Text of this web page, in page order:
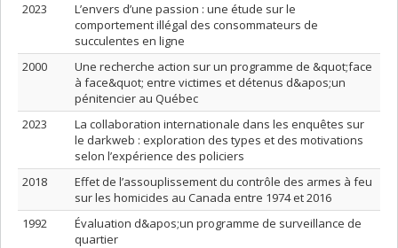
2023
L’envers d’une passion : une étude sur le
comportement illégal des consommateurs de
succulentes en ligne
2000
Une recherche action sur un programme de &quot;face
à face&quot; entre victimes et détenus d&apos;un
pénitencier au Québec
2023
La collaboration internationale dans les enquêtes sur
le darkweb : exploration des types et des motivations
selon l’expérience des policiers
2018
Effet de l’assouplissement du contrôle des armes à feu
sur les homicides au Canada entre 1974 et 2016
1992
Évaluation d&apos;un programme de surveillance de
quartier